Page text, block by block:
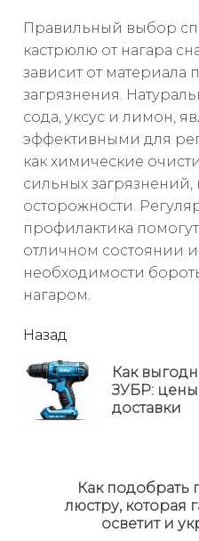
Правильный выбор
кастрюлю от нагара
зависит от материала
загрязнения.
сода, уксус и лимон,
эффективными для
как химические
сильных загрязнений,
осторожности.
профилактика
отличном состоянии и
необходимости
нагаром.
читать
еще
Назад
Как
ЗУБР:
доставки
Как подобрать
люстру, которая
осветит и